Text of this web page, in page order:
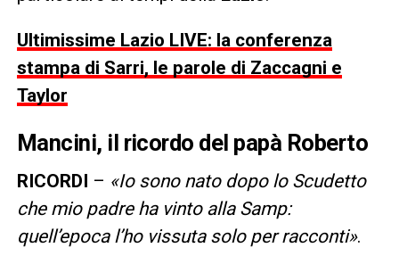
Ultimissime Lazio LIVE: la conferenza
stampa di Sarri, le parole di Zaccagni e
Taylor
Mancini, il ricordo del papà Roberto
RICORDI – «Io sono nato dopo lo Scudetto
che mio padre ha vinto alla Samp:
quell’epoca l’ho vissuta solo per racconti».